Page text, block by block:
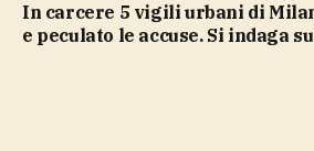
In carcere 5 vigili urbani di Milano, arresti illegali
e peculato le accuse. Si indaga